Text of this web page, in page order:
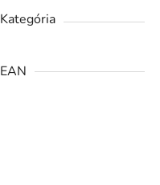
Kategória
EAN